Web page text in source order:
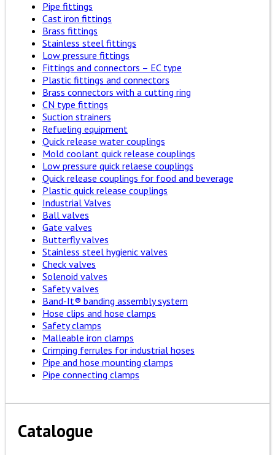
Pipe fittings
Cast iron fittings
Brass fittings
Stainless steel fittings
Low pressure fittings
Fittings and connectors – EC type
Plastic fittings and connectors
Brass connectors with a cutting ring
CN type fittings
Suction strainers
Refueling equipment
Quick release water couplings
Mold coolant quick release couplings
Low pressure quick relaese couplings
Quick release couplings for food and beverage
Plastic quick release couplings
Industrial Valves
Ball valves
Gate valves
Butterfly valves
Stainless steel hygienic valves
Check valves
Solenoid valves
Safety valves
Band-It® banding assembly system
Hose clips and hose clamps
Safety clamps
Malleable iron clamps
Crimping ferrules for industrial hoses
Pipe and hose mounting clamps
Pipe connecting clamps
Catalogue